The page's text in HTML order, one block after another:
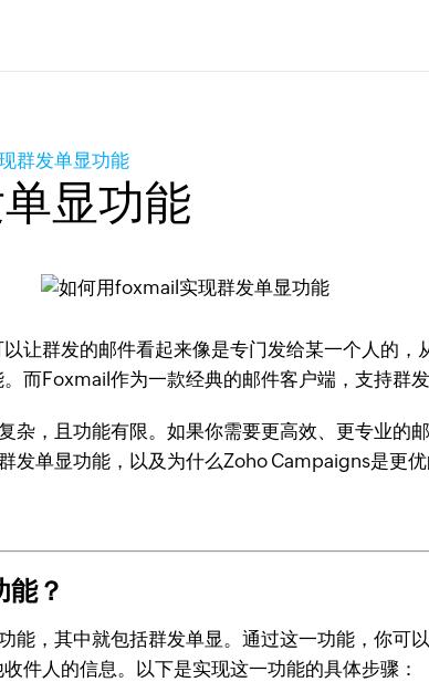
群发单显功能
显功能
让群发的邮件看起来像是专门发给某一个人的
而Foxmail作为一款经典的邮件客户端，支持群
杂，且功能有限。如果你需要更高效、更专业的
单显功能，以及为什么Zoho Campaigns是更优
？
，其中就包括群发单显。通过这一功能，你可
件人的信息。以下是实现这一功能的具体步骤：